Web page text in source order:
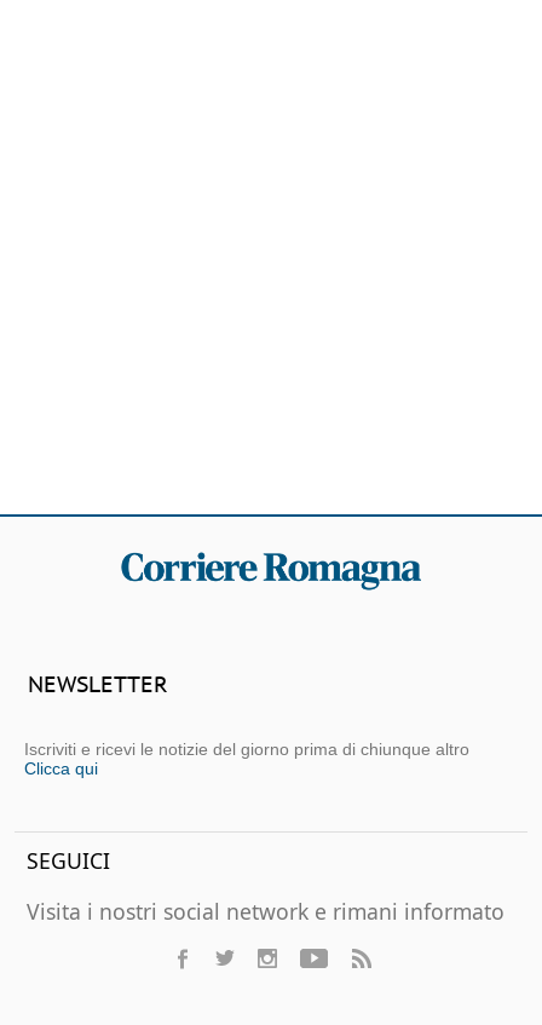
NEWSLETTER
Iscriviti e ricevi le notizie del giorno prima di chiunque altro
Clicca qui
SEGUICI
Visita i nostri social network e rimani informato